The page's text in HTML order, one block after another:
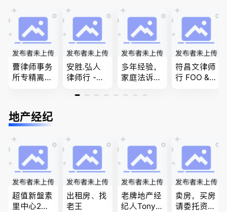
移民签证
、翻译和海
牙认证
商业移民，
名校申请
团聚，投资
移民以及各
类省提名和
技术移民
曹律师事务
所专精离
经济纠纷，
財產分割，
买卖
安胜.弘人
律师行 -
最大的华人
律师、多语
种服务、高
效优质、助
您安心乐
业、胜劵稳
操)
多年经验，
家庭法诉
户, 遗产认
语，列治文
陈卓律师事
务所 (ATA L
aw Corpor
ation)
符昌文律师
行 FOO & C
地产经纪
超值新盤素
里中心2房1
出租房、找
老王
老牌地产经
纪人Tony L
卖房，买房
请委托资深